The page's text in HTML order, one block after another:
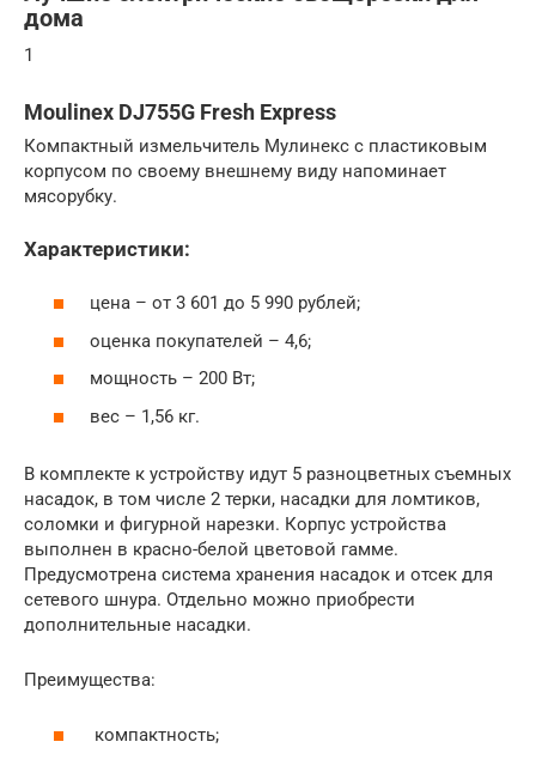
дома
1
Moulinex DJ755G Fresh Express
Компактный измельчитель Мулинекс с пластиковым
корпусом по своему внешнему виду напоминает
мясорубку.
Характеристики:
цена – от 3 601 до 5 990 рублей;
оценка покупателей – 4,6;
мощность – 200 Вт;
вес – 1,56 кг.
В комплекте к устройству идут 5 разноцветных съемных
насадок, в том числе 2 терки, насадки для ломтиков,
соломки и фигурной нарезки. Корпус устройства
выполнен в красно-белой цветовой гамме.
Предусмотрена система хранения насадок и отсек для
сетевого шнура. Отдельно можно приобрести
дополнительные насадки.
Преимущества:
компактность;